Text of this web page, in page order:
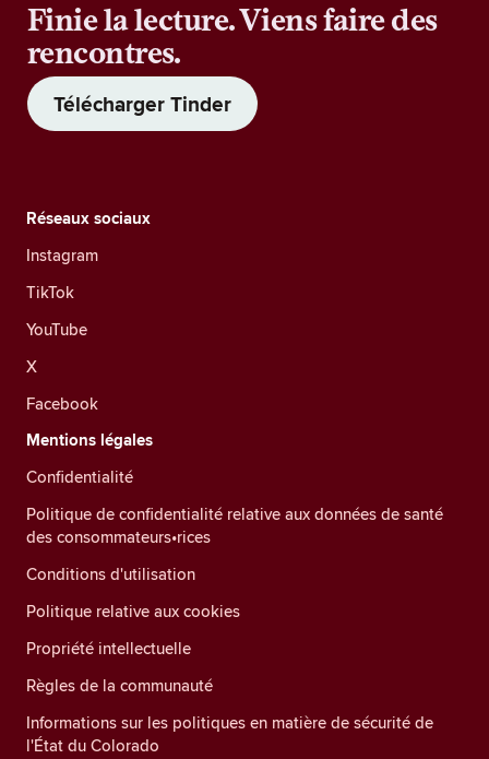
Finie la lecture. Viens faire des
rencontres.
Télécharger Tinder
Réseaux sociaux
Instagram
TikTok
YouTube
X
Facebook
Mentions légales
Confidentialité
Politique de confidentialité relative aux données de santé
des consommateurs•rices
Conditions d'utilisation
Politique relative aux cookies
Propriété intellectuelle
Règles de la communauté
Informations sur les politiques en matière de sécurité de
l'État du Colorado